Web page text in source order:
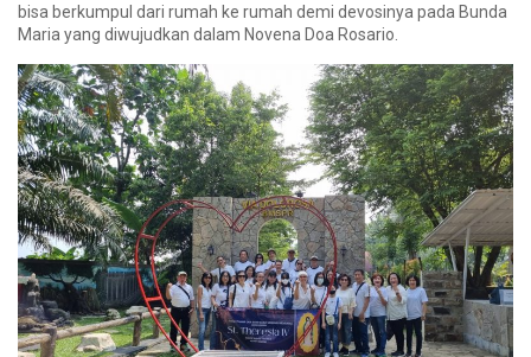
bisa berkumpul dari rumah ke rumah demi devosinya pada Bunda
Maria yang diwujudkan dalam Novena Doa Rosario.